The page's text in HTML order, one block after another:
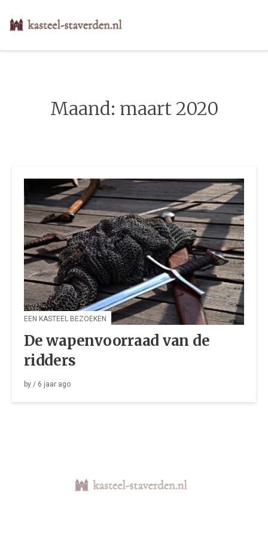
Maand: maart 2020
EEN KASTEEL BEZOEKEN
De wapenvoorraad van de
ridders
by / 6 jaar ago